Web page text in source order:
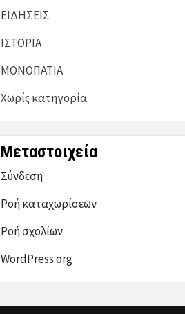
ΕΙΔΗΣΕΙΣ
ΙΣΤΟΡΙΑ
ΜΟΝΟΠΑΤΙΑ
Χωρίς κατηγορία
Μεταστοιχεία
Σύνδεση
Ροή καταχωρίσεων
Ροή σχολίων
WordPress.org